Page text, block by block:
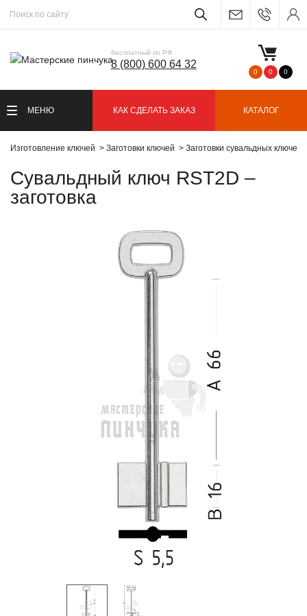
бесплатный по РФ
8 (800) 600 64 32
0 0 0
МЕНЮ КАК СДЕЛАТЬ ЗАКАЗ КАТАЛОГ
Изготовление ключей Заготовки ключей Заготовки сувальдных ключей
Сувальдный ключ RST2D –
заготовка